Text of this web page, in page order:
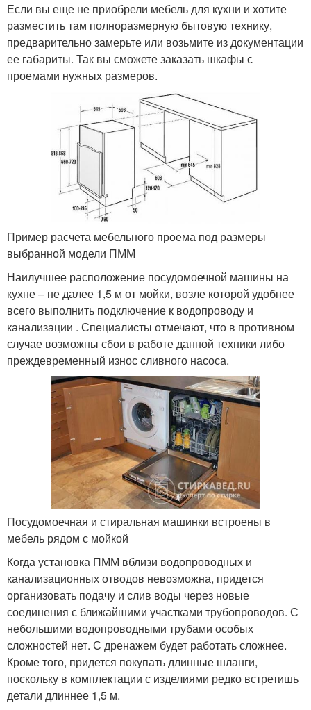
Если вы еще не приобрели мебель для кухни и хотите
разместить там полноразмерную бытовую технику,
предварительно замерьте или возьмите из документации
ее габариты. Так вы сможете заказать шкафы с
проемами нужных размеров.
Пример расчета мебельного проема под размеры
выбранной модели ПММ
Наилучшее расположение посудомоечной машины на
кухне – не далее 1,5 м от мойки, возле которой удобнее
всего выполнить подключение к водопроводу и
канализации . Специалисты отмечают, что в противном
случае возможны сбои в работе данной техники либо
преждевременный износ сливного насоса.
Посудомоечная и стиральная машинки встроены в
мебель рядом с мойкой
Когда установка ПММ вблизи водопроводных и
канализационных отводов невозможна, придется
организовать подачу и слив воды через новые
соединения с ближайшими участками трубопроводов. С
небольшими водопроводными трубами особых
сложностей нет. С дренажем будет работать сложнее.
Кроме того, придется покупать длинные шланги,
поскольку в комплектации с изделиями редко встретишь
детали длиннее 1,5 м.